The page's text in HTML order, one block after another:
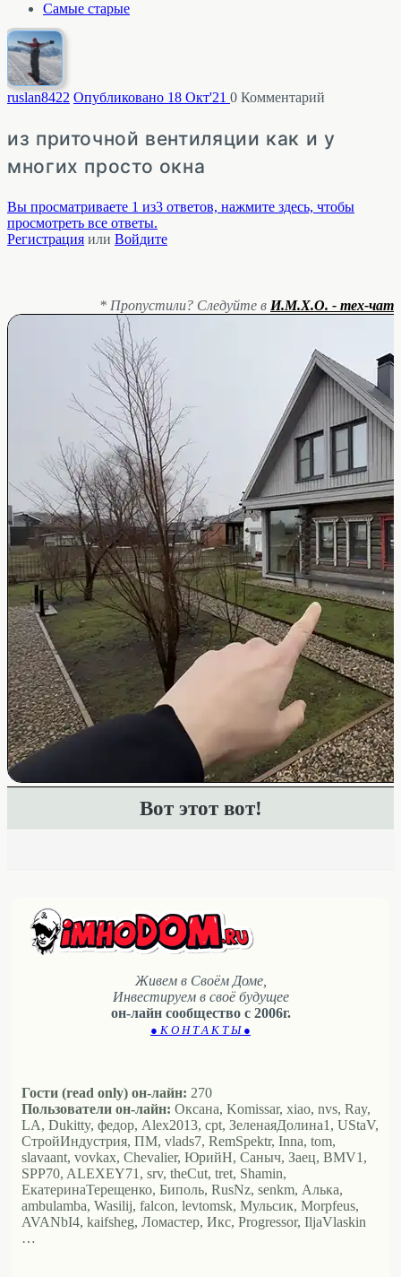
Самые старые
ruslan8422 Опубликовано 18 Окт'21 0 Комментарий
из приточной вентиляции как и у
многих просто окна
Вы просматриваете 1 из3 ответов, нажмите здесь, чтобы
просмотреть все ответы.
Регистрация или Войдите
* Пропустили? Следуйте в И.М.Х.О. - тех-чат
Вот этот вот!
Живем в Своём Доме,
Инвестируем в своё будущее
он-лайн сообщество с 2006г.
● К О Н Т А К Т Ы ●
Гости (read only) он-лайн: 270
Пользователи он-лайн: Оксана, Komissar, xiao, nvs, Ray,
LA, Dukitty, федор, Alex2013, cpt, ЗеленаяДолина1, UStaV,
СтройИндустрия, ПМ, vlads7, RemSpektr, Inna, tom,
slavaant, vovkax, Chevalier, ЮрийН, Саныч, Заец, BMV1,
SPP70, ALEXEY71, srv, theCut, tret, Shamin,
ЕкатеринаТерещенко, Биполь, RusNz, senkm, Алька,
ambulamba, Wasilij, falcon, levtomsk, Мульсик, Morpfeus,
AVANbI4, kaifsheg, Ломастер, Икс, Progressor, IljaVlaskin
…